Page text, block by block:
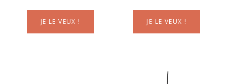
JE LE VEUX ! JE LE VEUX !